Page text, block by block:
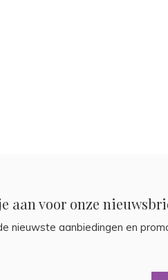
aan voor onze
nieuwste aanbiedingen en